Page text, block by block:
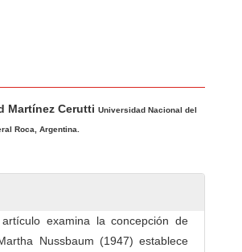
Martínez CeruttiUniversidad Nacional del
Roca, Argentina.
examina la concepción de
Nussbaum (1947) establece